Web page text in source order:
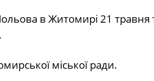
в Житомирі 21
міської ради.